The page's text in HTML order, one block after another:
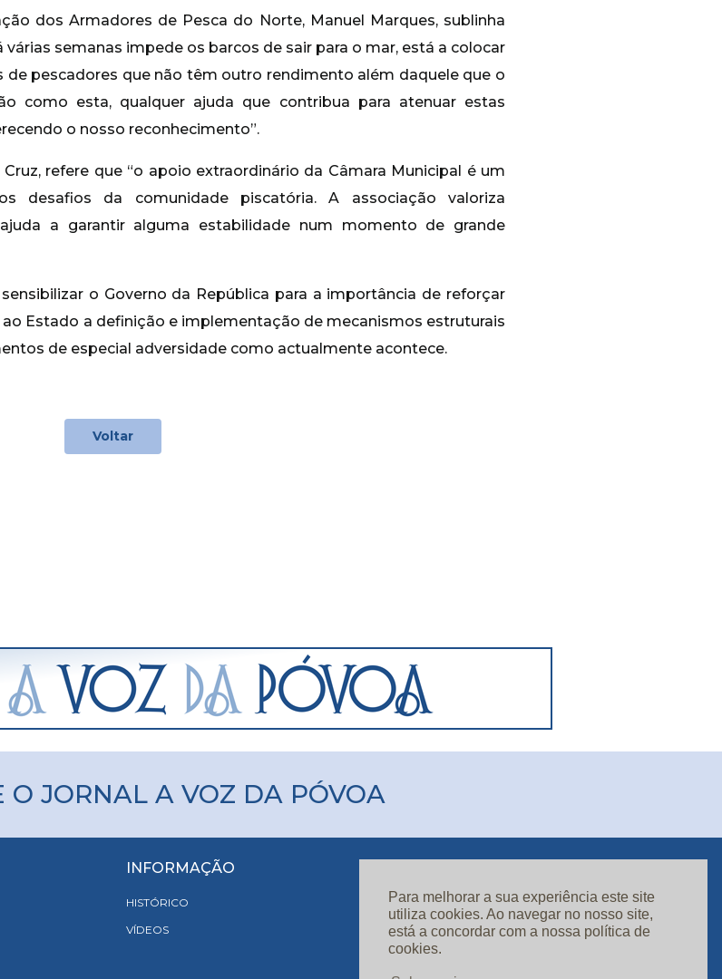
Para melhorar a sua experiência este site
utiliza cookies. Ao navegar no nosso site,
está a concordar com a nossa política de
cookies.
dos Armadores de Pesca do Norte, Manuel Marques, sublinha
semanas impede os barcos de sair para o mar, está a colocar
pescadores que não têm outro rendimento além daquele que o
como esta, qualquer ajuda que contribua para atenuar estas
o nosso reconhecimento”.
refere que “o apoio extraordinário da Câmara Municipal é um
desafios da comunidade piscatória. A associação valoriza
a garantir alguma estabilidade num momento de grande
o Governo da República para a importância de reforçar
Estado a definição e implementação de mecanismos estruturais
de especial adversidade como actualmente acontece.
Voltar
O JORNAL A VOZ DA PÓVOA
INFORMAÇÃO
HISTÓRICO
VÍDEOS
ASSINATURAS
CONTACTOS